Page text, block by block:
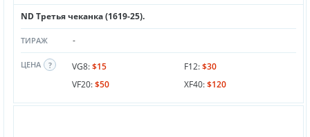
ND Третья чеканка (1619-25).
ТИРАЖ -
ЦЕНА VG8:$15 F12:$30
VF20:$50 XF40:$120